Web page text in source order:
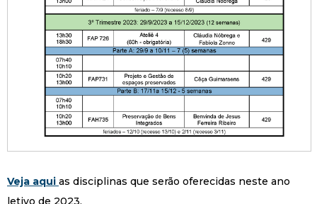
Veja aqui as disciplinas que serão oferecidas neste ano
letivo de 2023.